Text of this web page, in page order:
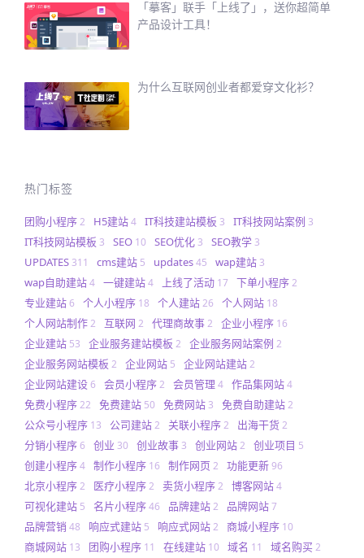
「摹客」联手「上线了」，送你超简单
产品设计工具！
为什么互联网创业者都爱穿文化衫？
热门标签
团购小程序2 H5建站4 IT科技建站模板 3 IT科技网站案例 3
IT科技网站模板 3 SEO 10 SEO优化 3 SEO教学 3
UPDATES 311 cms建站 5 updates45 wap建站 3
wap自助建站4 一键建站4 上线了活动 17 下单小程序2
专业建站6 个人小程序 18 个人建站26 个人网站 18
个人网站制作2 互联网 2 代理商故事2 企业小程序 16
企业建站 53 企业服务建站模板 2 企业服务网站案例 2
企业服务网站模板 2 企业网站 5 企业网站建站2
企业网站建设6 会员小程序2 会员管理 4 作品集网站4
免费小程序22 免费建站 50 免费网站 3 免费自助建站2
公众号小程序 13 公司建站2 关联小程序2 出海干货2
分销小程序6 创业 30 创业故事 3 创业网站2 创业项目 5
创建小程序4 制作小程序 16 制作网页 2 功能更新96
北京小程序2 医疗小程序2 卖货小程序2 博客网站4
可视化建站 5 名片小程序46 品牌建站2 品牌网站7
品牌营销 48 响应式建站 5 响应式网站2 商城小程序 10
商城网站 13 团购小程序 11 在线建站 10 域名 11 域名购买2